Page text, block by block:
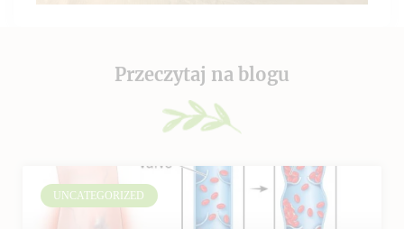
Przeczytaj na blogu
UNCATEGORIZED